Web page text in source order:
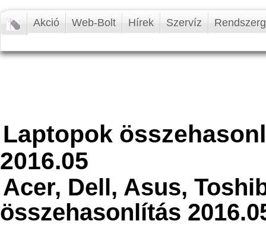
Akció Web-Bolt Hírek Szervíz
Laptopok
2016.05
Acer, Dell, Asus,
összehasonlítás